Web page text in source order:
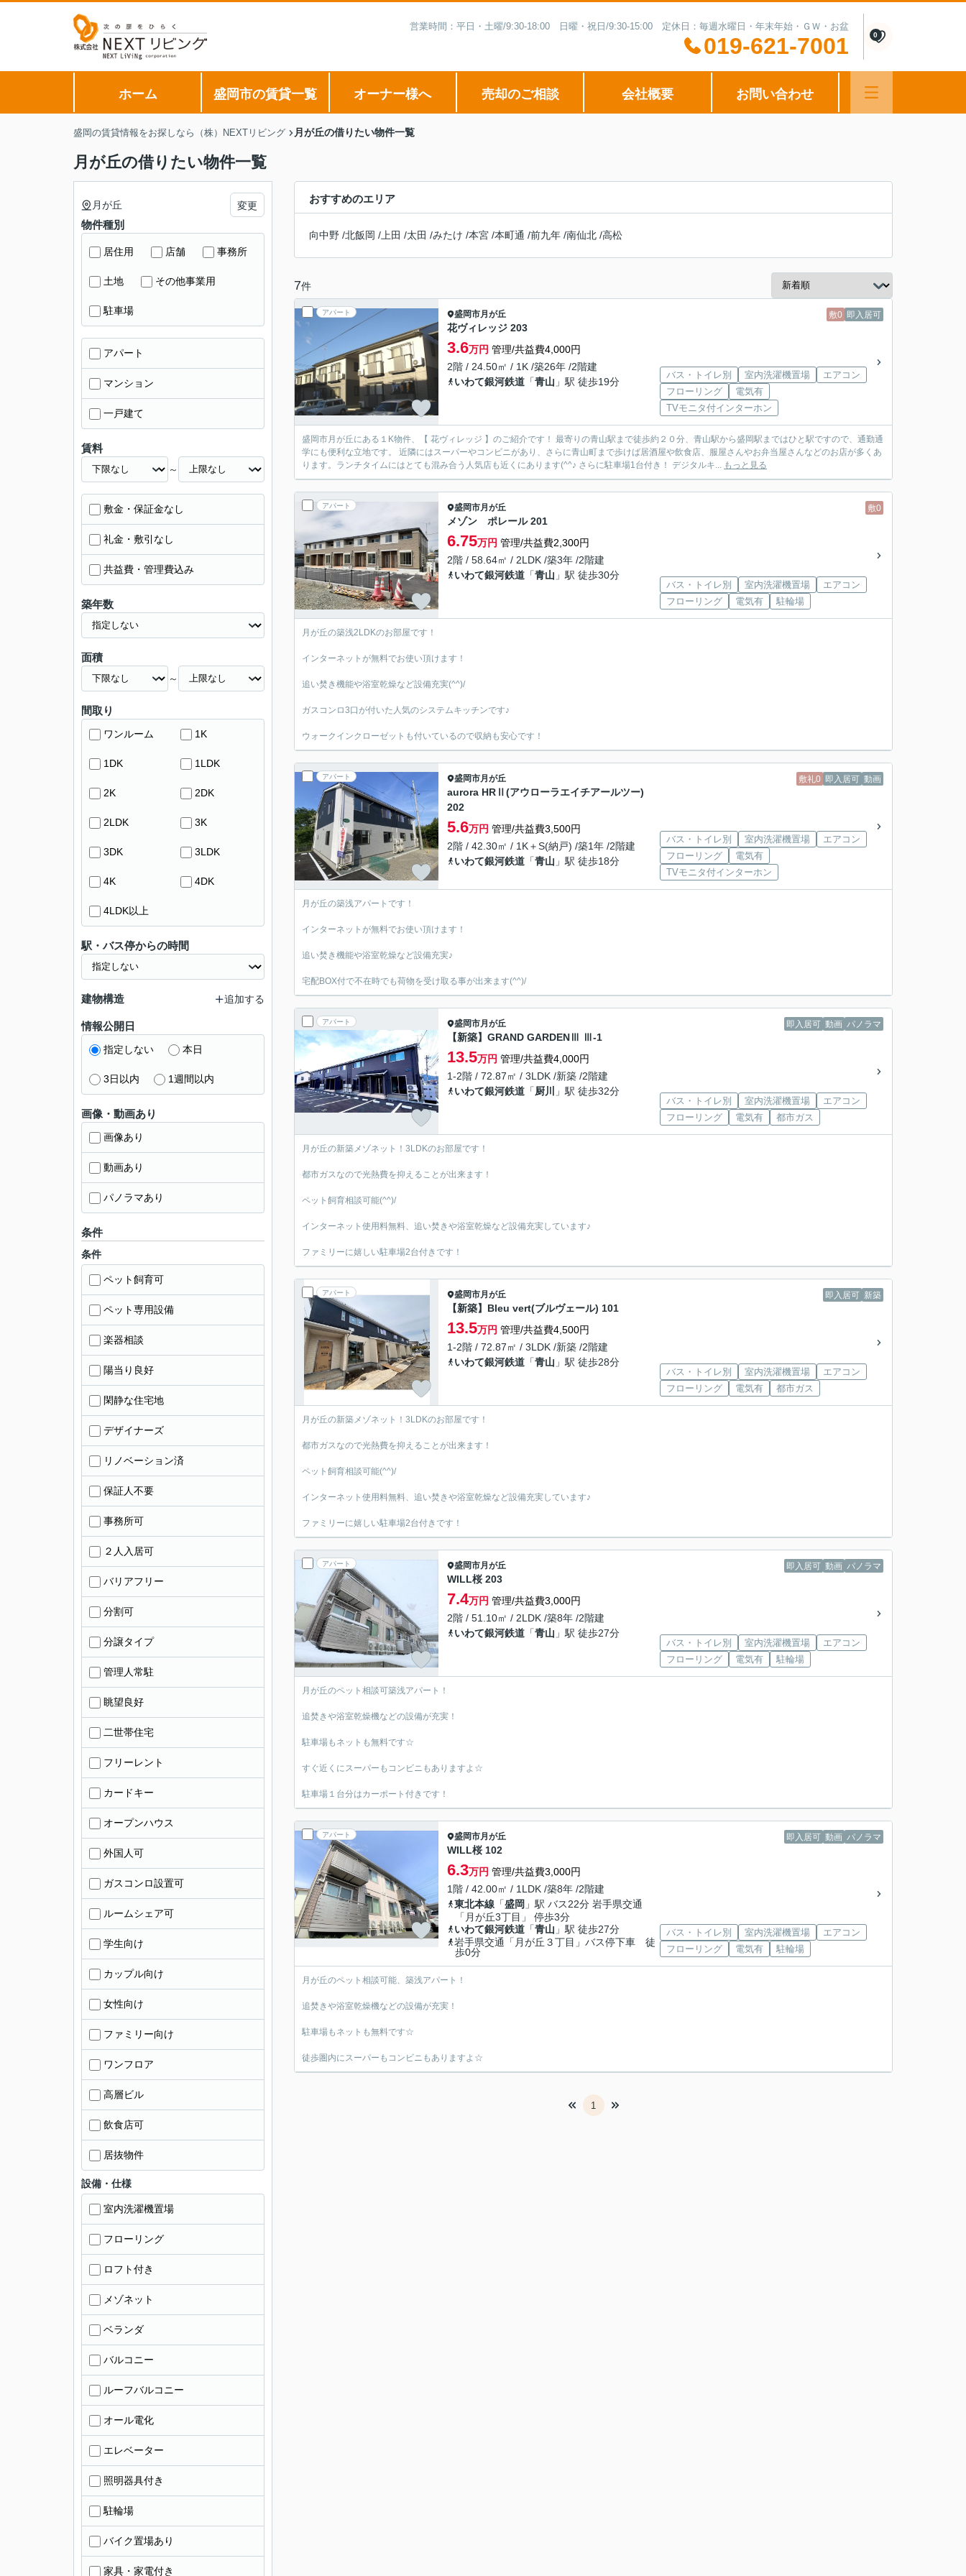
営業時間：平日・土曜/9:30-18:00 日曜・祝日/9:30-15:00 定休日：毎週水曜日・年末年始・ＧＷ・お盆
019-621-7001 0
ホーム 盛岡市の賃貸一覧 オーナー様へ 売却のご相談 会社概要 お問い合わせ
盛岡の賃貸情報をお探しなら（株）NEXTリビング 月が丘の借りたい物件一覧
月が丘の借りたい物件一覧
おすすめのエリア
向中野 /北飯岡 / 上田 /太田 /みたけ /本宮 /本町通 /前九年 /南仙北 /高松
7件
アパート 敷0 即入居可
盛岡市月が丘
花ヴィレッジ 203
3.6万円 管理/共益費4,000円
2階 / 24.50㎡ / 1K /築26年 /2階建
いわて銀河鉄道 「青山 」駅 徒歩19分
バス・トイレ別 室内洗濯機置場
エアコン
フローリング
電気有
TVモニタ付インターホン
盛岡市月が丘にある１K物件、【 花ヴィレッジ 】のご紹介です！ 最寄りの青山駅まで徒歩約２０分、青山駅から盛岡駅まではひと駅ですので、通勤通
学にも便利な立地です。 近隣にはスーパーやコンビニがあり、さらに青山町まで歩けば居酒屋や飲食店、服屋さんやお弁当屋さんなどのお店が多くあ
ります。ランチタイムにはとても混み合う人気店も近くにあります(^^♪ さらに駐車場1台付き！ デジタルキ... もっと見る
アパート 敷0
盛岡市月が丘
メゾン ポレール 201
6.75万円 管理/共益費2,300円
2階 / 58.64㎡ / 2LDK /築3年 /2階建
いわて銀河鉄道 「青山 」駅 徒歩30分
バス・トイレ別 室内洗濯機置場
エアコン
フローリング
電気有 駐輪場
月が丘の築浅2LDKのお部屋です！
インターネットが無料でお使い頂けます！
追い焚き機能や浴室乾燥など設備充実(^^)/
ガスコンロ3口が付いた人気のシステムキッチンです♪
ウォークインクローゼットも付いているので収納も安心です！
アパート 敷礼0 即入居可 動画
盛岡市月が丘
aurora HRⅡ(アウローラエイチアールツー)
202
5.6万円 管理/共益費3,500円
2階 / 42.30㎡ / 1K＋S(納戸) /築1年 /2階建
いわて銀河鉄道 「青山 」駅 徒歩18分
バス・トイレ別 室内洗濯機置場
エアコン
フローリング
電気有
TVモニタ付インターホン
月が丘の築浅アパートです！
インターネットが無料でお使い頂けます！
追い焚き機能や浴室乾燥など設備充実♪
宅配BOX付で不在時でも荷物を受け取る事が出来ます(^^)/
アパート 即入居可 動画 パノラマ
盛岡市月が丘
【新築】GRAND GARDENⅢ Ⅲ-1
13.5万円 管理/共益費4,000円
1-2階 / 72.87㎡ / 3LDK /新築 /2階建
いわて銀河鉄道 「厨川 」駅 徒歩32分
バス・トイレ別 室内洗濯機置場
エアコン
フローリング
電気有 都市ガス
月が丘の新築メゾネット！3LDKのお部屋です！
都市ガスなので光熱費を抑えることが出来ます！
ペット飼育相談可能(^^)/
インターネット使用料無料、追い焚きや浴室乾燥など設備充実しています♪
ファミリーに嬉しい駐車場2台付きです！
アパート 即入居可 新築
盛岡市月が丘
【新築】Bleu vert(ブルヴェール) 101
13.5万円 管理/共益費4,500円
1-2階 / 72.87㎡ / 3LDK /新築 /2階建
いわて銀河鉄道 「青山 」駅 徒歩28分
バス・トイレ別 室内洗濯機置場
エアコン
フローリング
電気有 都市ガス
月が丘の新築メゾネット！3LDKのお部屋です！
都市ガスなので光熱費を抑えることが出来ます！
ペット飼育相談可能(^^)/
インターネット使用料無料、追い焚きや浴室乾燥など設備充実しています♪
ファミリーに嬉しい駐車場2台付きです！
アパート 即入居可 動画 パノラマ
盛岡市月が丘
WILL桜 203
7.4万円 管理/共益費3,000円
2階 / 51.10㎡ / 2LDK /築8年 /2階建
いわて銀河鉄道 「青山 」駅 徒歩27分
バス・トイレ別 室内洗濯機置場
エアコン
フローリング
電気有 駐輪場
月が丘のペット相談可築浅アパート！
追焚きや浴室乾燥機などの設備が充実！
駐車場もネットも無料です☆
すぐ近くにスーパーもコンビニもありますよ☆
駐車場１台分はカーポート付きです！
アパート 即入居可 動画 パノラマ
盛岡市月が丘
WILL桜 102
6.3万円 管理/共益費3,000円
1階 / 42.00㎡ / 1LDK /築8年 /2階建
東北本線 「盛岡 」駅 バス22分 岩手県交通
「月が丘3丁目」 停歩3分
いわて銀河鉄道 「青山 」駅 徒歩27分
岩手県交通「月が丘３丁目」バス停下車 徒
歩0分
バス・トイレ別 室内洗濯機置場
エアコン
フローリング
電気有 駐輪場
月が丘のペット相談可能、築浅アパート！
追焚きや浴室乾燥機などの設備が充実！
駐車場もネットも無料です☆
徒歩圏内にスーパーもコンビニもありますよ☆
1
月が丘 変更
物件種別
居住用 店舗 事務所
土地 その他事業用
駐車場
アパート
マンション
一戸建て
賃料
～
敷金・保証金なし
礼金・敷引なし
共益費・管理費込み
築年数
面積
～
間取り
ワンルーム 1K
1DK 1LDK
2K 2DK
2LDK 3K
3DK 3LDK
4K 4DK
4LDK以上
駅・バス停からの時間
建物構造 追加する
情報公開日
指定しない 本日
3日以内 1週間以内
画像・動画あり
画像あり
動画あり
パノラマあり
条件
条件
ペット飼育可
ペット専用設備
楽器相談
陽当り良好
閑静な住宅地
デザイナーズ
リノベーション済
保証人不要
事務所可
２人入居可
バリアフリー
分割可
分譲タイプ
管理人常駐
眺望良好
二世帯住宅
フリーレント
カードキー
オープンハウス
外国人可
ガスコンロ設置可
ルームシェア可
学生向け
カップル向け
女性向け
ファミリー向け
ワンフロア
高層ビル
飲食店可
居抜物件
設備・仕様
室内洗濯機置場
フローリング
ロフト付き
メゾネット
ベランダ
バルコニー
ルーフバルコニー
オール電化
エレベーター
照明器具付き
駐輪場
バイク置場あり
家具・家電付き